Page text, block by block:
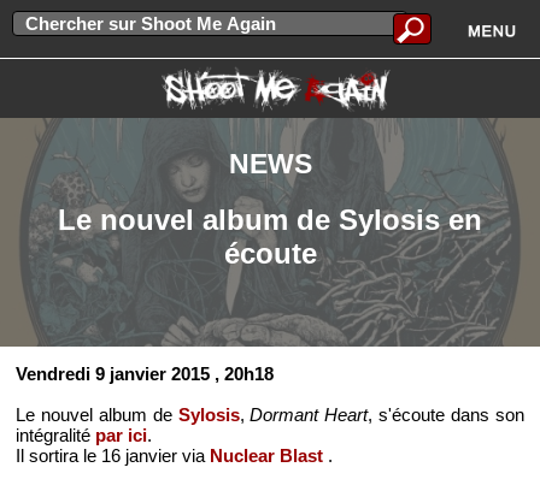
NEWS
Le nouvel album de Sylosis en
écoute
Vendredi 9 janvier 2015 , 20h18
Le nouvel album de Sylosis,Dormant Heart, s'écoute dans son
intégralité par ici.
Il sortira le 16 janvier via Nuclear Blast .